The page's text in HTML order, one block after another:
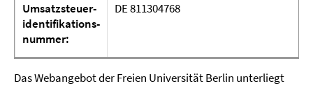
Umsatzsteuer-
identifikations-
nummer:
DE 811304768
Das Webangebot der Freien Universität Berlin unterliegt